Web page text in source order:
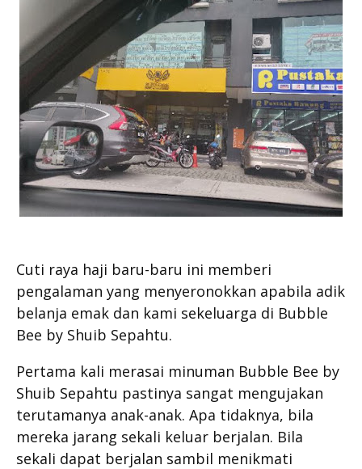
Cuti raya haji baru-baru ini memberi
pengalaman yang menyeronokkan apabila adik
belanja emak dan kami sekeluarga di Bubble
Bee by Shuib Sepahtu.
Pertama kali merasai minuman Bubble Bee by
Shuib Sepahtu pastinya sangat mengujakan
terutamanya anak-anak. Apa tidaknya, bila
mereka jarang sekali keluar berjalan. Bila
sekali dapat berjalan sambil menikmati